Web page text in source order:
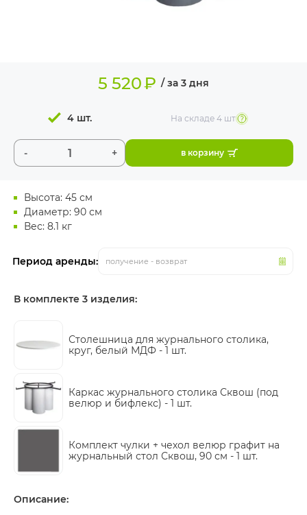
Высота: 45 см
Диаметр: 90 см
Вес: 8.1 кг
Период аренды: получение - возврат
5 520₽ / за 3 дня
- +
4 шт. На складе4 шт
в корзину
В комплекте 3 изделия:
Столешница для журнального столика,
круг, белый МДФ - 1 шт.
Каркас журнального столика Сквош (под
велюр и бифлекс) - 1 шт.
Комплект чулки + чехол велюр графит на
журнальный стол Сквош, 90 см - 1 шт.
Описание: